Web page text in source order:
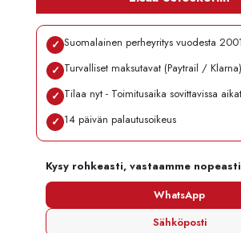
✓ Suomalainen perheyritys vuodesta 2001
✓ Turvalliset maksutavat (Paytrail / Klarna)
✓ Tilaa nyt - Toimitusaika sovittavissa
✓ 14 päivän palautusoikeus
Kysy rohkeasti, vastaamme
WhatsApp
Sähköposti